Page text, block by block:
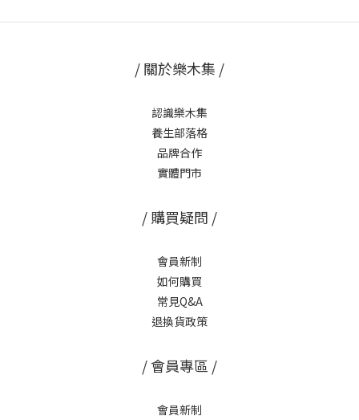
/ 關於樂木集 /
認識樂木集
養生部落格
品牌合作
實體門市
/ 購買疑問 /
會員新制
如何購買
常見Q&A
退換貨政策
/ 會員專區 /
會員新制